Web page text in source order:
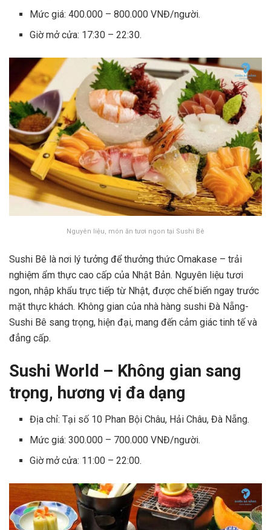
Mức giá: 400.000 – 800.000 VNĐ/người.
Giờ mở cửa: 17:30 – 22:30.
Nguyên liệu, món ăn tươi ngon tại Sushi Bê
Sushi Bê là nơi lý tưởng để thưởng thức Omakase – trải
nghiệm ẩm thực cao cấp của Nhật Bản. Nguyên liệu tươi
ngon, nhập khẩu trực tiếp từ Nhật, được chế biến ngay trước
mặt thực khách. Không gian của nhà hàng sushi Đà Nẵng-
Sushi Bê sang trọng, hiện đại, mang đến cảm giác tinh tế và
đẳng cấp.
Sushi World – Không gian sang
trọng, hương vị đa dạng
Địa chỉ: Tại số 10 Phan Bội Châu, Hải Châu, Đà Nẵng.
Mức giá: 300.000 – 700.000 VNĐ/người.
Giờ mở cửa: 11:00 – 22:00.